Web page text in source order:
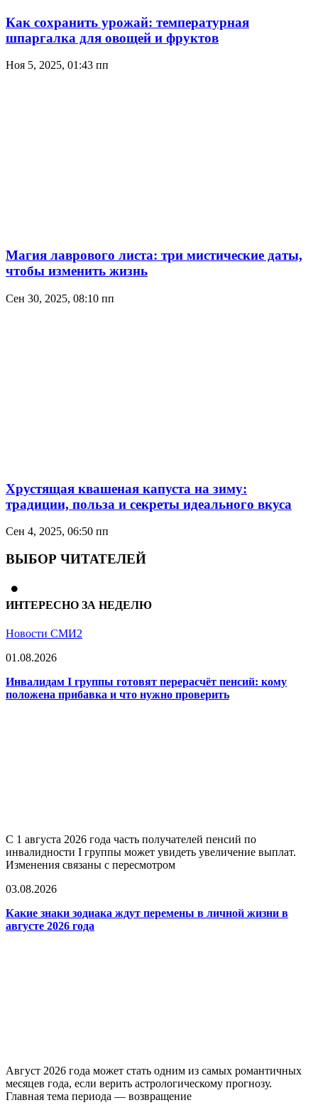
Как сохранить урожай: температурная
шпаргалка для овощей и фруктов
Ноя 5, 2025, 01:43 пп
Магия лаврового листа: три мистические даты,
чтобы изменить жизнь
Сен 30, 2025, 08:10 пп
Хрустящая квашеная капуста на зиму:
традиции, польза и секреты идеального вкуса
Сен 4, 2025, 06:50 пп
ВЫБОР ЧИТАТЕЛЕЙ
ИНТЕРЕСНО ЗА НЕДЕЛЮ
Новости СМИ2
01.08.2026
Инвалидам I группы готовят перерасчёт пенсий: кому
положена прибавка и что нужно проверить
С 1 августа 2026 года часть получателей пенсий по
инвалидности I группы может увидеть увеличение выплат.
Изменения связаны с пересмотром
03.08.2026
Какие знаки зодиака ждут перемены в личной жизни в
августе 2026 года
Август 2026 года может стать одним из самых романтичных
месяцев года, если верить астрологическому прогнозу.
Главная тема периода — возвращение